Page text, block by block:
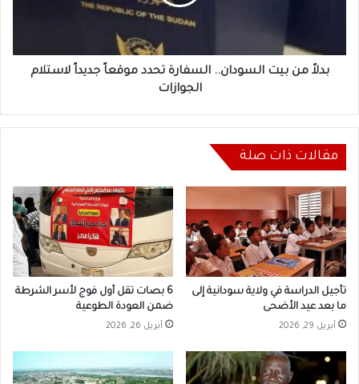
لاستلام
الجوازات
بدلاً من بيت السودان.. السفارة تحدد موقعاً جديداً لاستلام
الجوازات
مقالات ذات صلة
تأجيل الدراسة في ولاية سودانية إلى
ما بعد عيد الأضحى
أبريل 29, 2026
6 بصات تقل أول فوج لأسر الشرطة
ضمن العودة الطوعية
أبريل 26, 2026